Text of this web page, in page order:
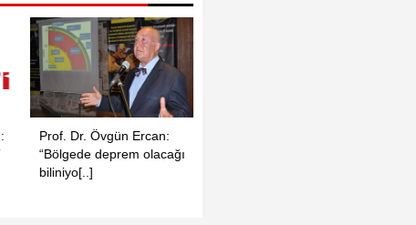
Prof. Dr. Övgün Ercan:
“Bölgede deprem olacağı
biliniyo[..]